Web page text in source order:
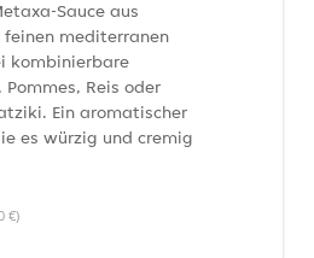
Sauce aus
feinen mediterranen
kombinierbare
Reis oder
Ein aromatischer
es würzig und cremig
€)